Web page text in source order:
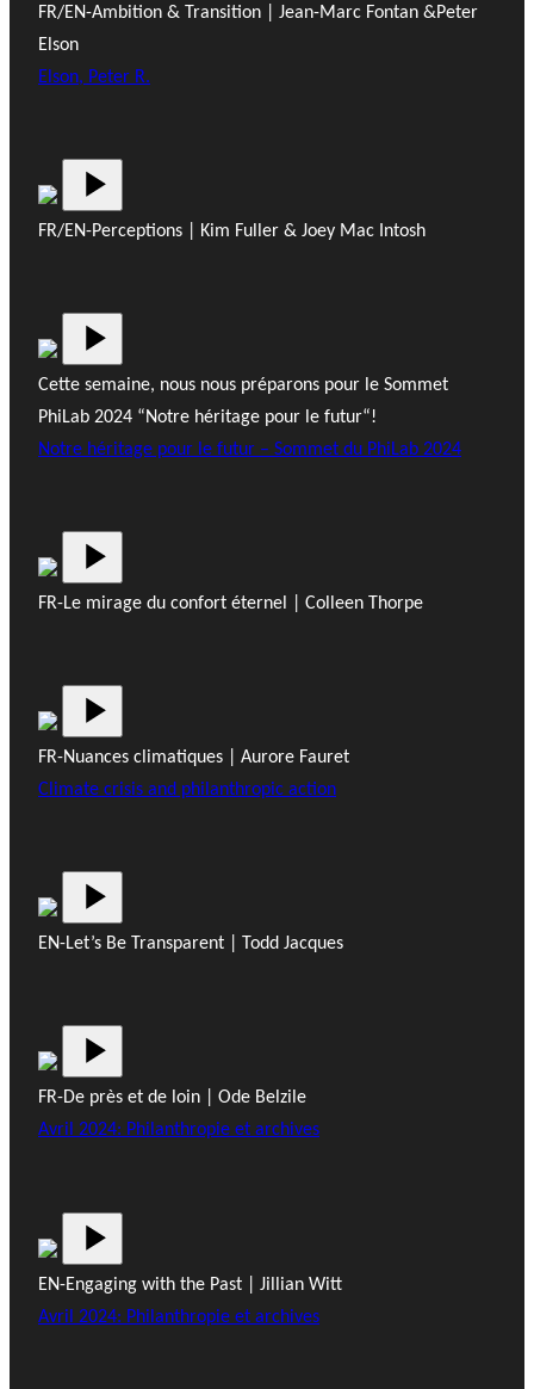
FR/EN-Ambition & Transition | Jean-Marc Fontan &Peter
Elson
Elson, Peter R.
FR/EN-Perceptions | Kim Fuller & Joey Mac Intosh
Cette semaine, nous nous préparons pour le Sommet
PhiLab 2024 “Notre héritage pour le futur“!
Notre héritage pour le futur – Sommet du PhiLab 2024
FR-Le mirage du confort éternel | Colleen Thorpe
FR-Nuances climatiques | Aurore Fauret
Climate crisis and philanthropic action
EN-Let’s Be Transparent | Todd Jacques
FR-De près et de loin | Ode Belzile
Avril 2024: Philanthropie et archives
EN-Engaging with the Past | Jillian Witt
Avril 2024: Philanthropie et archives